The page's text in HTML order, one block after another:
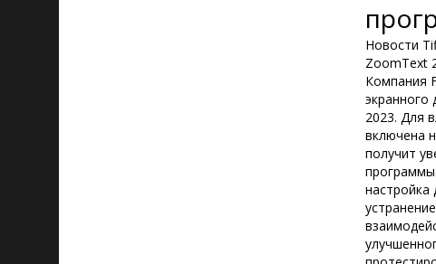
Новости
ZoomText
Компания
экранного
2023. Для
включена
получит
настройка